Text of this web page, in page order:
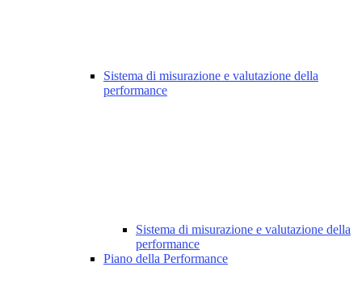
Sistema di misurazione e valutazione della
performance
Sistema di misurazione e valutazione della
performance
Piano della Performance